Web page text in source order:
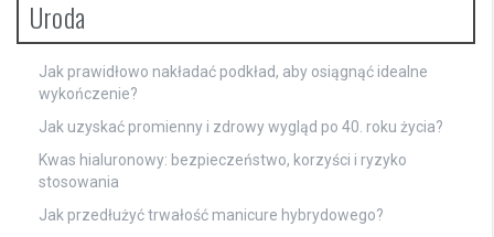
Uroda
Jak prawidłowo nakładać podkład, aby osiągnąć idealne
wykończenie?
Jak uzyskać promienny i zdrowy wygląd po 40. roku życia?
Kwas hialuronowy: bezpieczeństwo, korzyści i ryzyko
stosowania
Jak przedłużyć trwałość manicure hybrydowego?